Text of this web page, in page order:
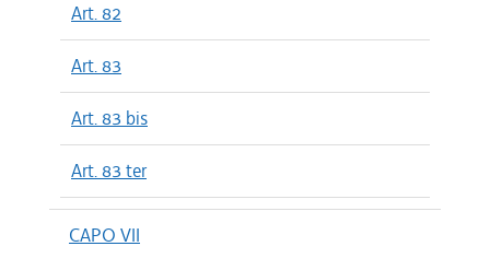
Art. 82
Art. 83
Art. 83 bis
Art. 83 ter
CAPO VII